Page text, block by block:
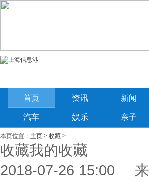
首页 资讯 新闻
汽车 娱乐 亲子
本页位置： 主页 > 收藏 >
收藏我的收藏
2018-07-26 15:00 来